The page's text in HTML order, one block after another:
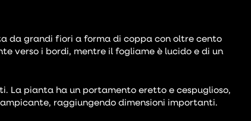
da grandi fiori a forma di coppa con oltre cento
verso i bordi, mentre il fogliame è lucido e di un
La pianta ha un portamento eretto e cespuglioso,
raggiungendo dimensioni importanti.